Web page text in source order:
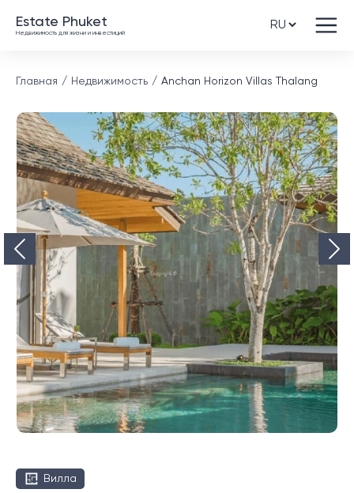
Estate Phuket
Недвижимость для жизни и инвестиций
Главная Недвижимость Anchan Horizon Villas Thalang
Вилла